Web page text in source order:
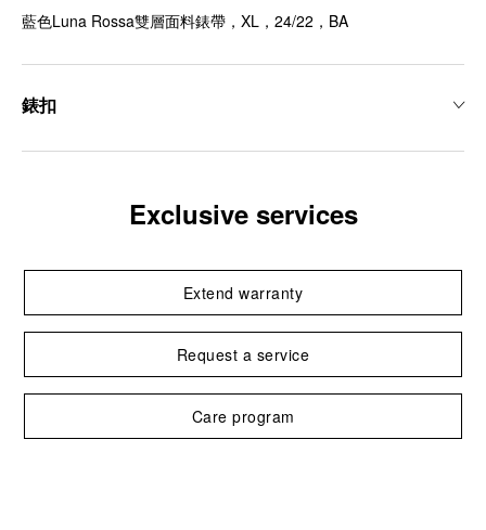
藍色Luna Rossa雙層面料錶帶，XL，24/22，BA
錶扣
Exclusive services
Extend warranty
Request a service
Care program